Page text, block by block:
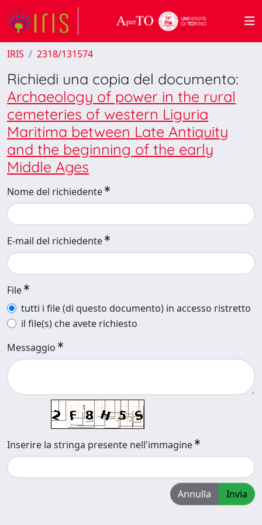
IRIS 2318/131574
Richiedi una copia del documento:
Archaeology of power in the rural
cemeteries of western Liguria
Maritima between Late Antiquity
and the beginning of the early
Middle Ages
Nome del richiedente
E-mail del richiedente
File
tutti i file (di questo documento) in accesso ristretto
il file(s) che avete richiesto
Messaggio
Inserire la stringa presente nell'immagine
Annulla Invia